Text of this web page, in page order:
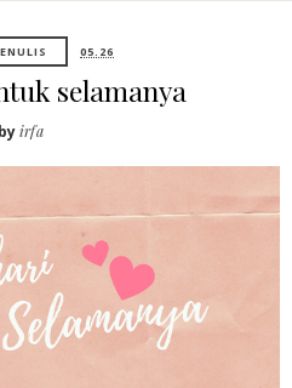
05.26
selamanya
byirfa